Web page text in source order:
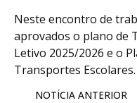
Neste encontro de
aprovados o plano de
Letivo 2025/2026 e o
Transportes Escolares.
NOTÍCIA ANTERIOR